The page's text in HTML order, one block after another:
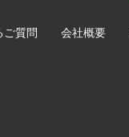
ご質問 会社概要